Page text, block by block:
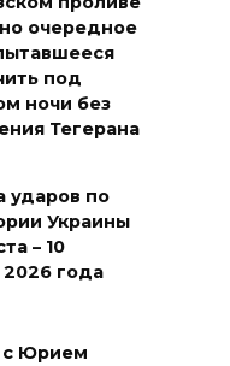
очередное
под
ночи без
Тегерана
ударов по
Украины
– 10
2026 года
с Юрием